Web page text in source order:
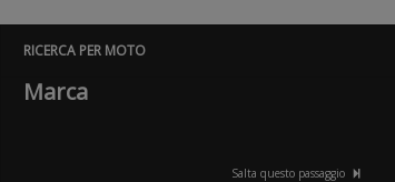
RICERCA PER MOTO
Marca
Salta questo passaggio